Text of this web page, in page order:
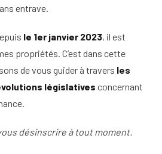
entrave.
le 1er janvier 2023, il est
propriétés. C’est dans cette
de vous guider à travers les
législatives concernant
désinscrire à tout moment.